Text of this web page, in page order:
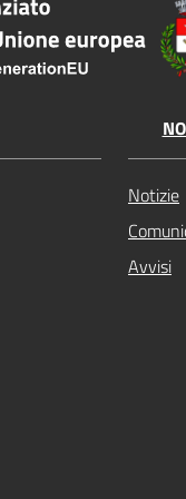
Notizie
Avvisi